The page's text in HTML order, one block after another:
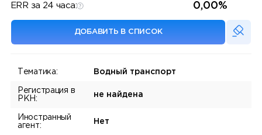
ERR за 24 часа: 0,00%
ДОБАВИТЬ В СПИСОК
Тематика: Водный транспорт
Регистрация в
РКН:
не найдена
Иностранный
агент:
Нет